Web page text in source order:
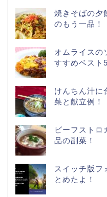
焼きそばの夕
のもう一品！
オムライスの
すすめベスト5
けんちん汁に
菜と献立例！
ビーフストロ
品の副菜！
スイッチ版フ
とめたよ！